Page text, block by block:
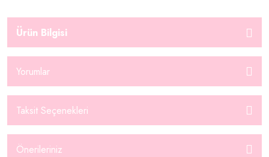
Ürün Bilgisi
Yorumlar
Taksit Seçenekleri
Önerileriniz